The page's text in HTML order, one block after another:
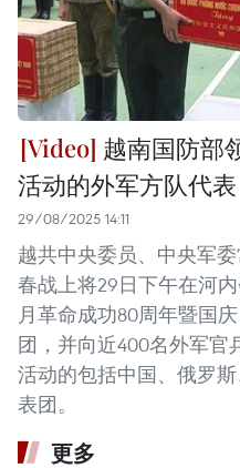
越南国防部
活动的外军方队代表
29/08/2025 14:11
越共中央委员、中央军
春战上将29日下午在河
月革命成功80周年暨国
团，并向近400名外军官
活动的包括中国、俄罗
表团。
更多